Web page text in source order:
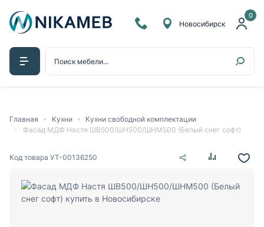
0
Новосибирск
Главная Кухни
Кухни свободной комплектации
Фасад МДФ Настя ШВ500/ШН500/ШНМ500 (Белый снег софт)
Код товара УТ-00136250